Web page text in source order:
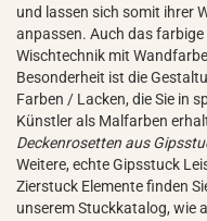
und lassen sich somit ihrer
anpassen. Auch das
Wischtechnik mit
Besonderheit ist die
Farben / Lacken, die Sie in
Künstler als Malfarben
Deckenrosetten aus
Weitere, echte Gipsstuck
Zierstuck Elemente finden
unserem Stuckkatalog, wie